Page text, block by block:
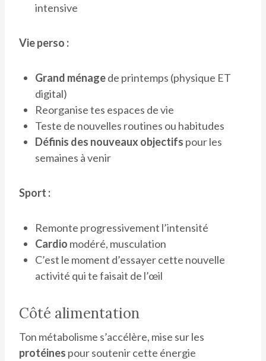
intensive
Vie perso :
Grand ménagede printemps (physique ET
digital)
Reorganise tes espaces de vie
Teste de nouvelles routines ou habitudes
Définis des nouveaux objectifs pour les
semaines à venir
Sport :
Remonte progressivement l’intensité
Cardio modéré, musculation
C’est le moment d’essayer cette nouvelle
activité qui te faisait de l’œil
Côté alimentation
Ton métabolisme s’accélère, mise sur les
protéines pour soutenir cette énergie